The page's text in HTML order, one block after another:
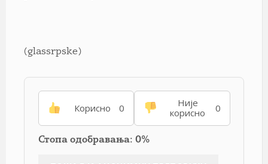
(glassrpske)
Корисно 0
Није
корисно
0
Стопа одобравања: 0%